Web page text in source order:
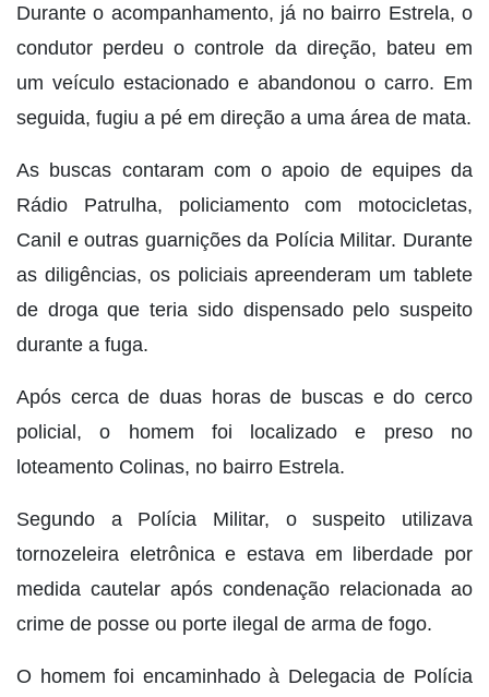
Durante o acompanhamento, já no bairro Estrela, o
condutor perdeu o controle da direção, bateu em
um veículo estacionado e abandonou o carro. Em
seguida, fugiu a pé em direção a uma área de mata.
As buscas contaram com o apoio de equipes da
Rádio Patrulha, policiamento com motocicletas,
Canil e outras guarnições da Polícia Militar. Durante
as diligências, os policiais apreenderam um tablete
de droga que teria sido dispensado pelo suspeito
durante a fuga.
Após cerca de duas horas de buscas e do cerco
policial, o homem foi localizado e preso no
loteamento Colinas, no bairro Estrela.
Segundo a Polícia Militar, o suspeito utilizava
tornozeleira eletrônica e estava em liberdade por
medida cautelar após condenação relacionada ao
crime de posse ou porte ilegal de arma de fogo.
O homem foi encaminhado à Delegacia de Polícia